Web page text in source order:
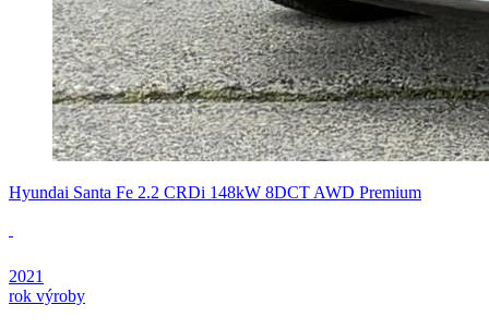
Hyundai Santa Fe 2.2 CRDi 148kW 8DCT AWD Premium
2021
rok výroby